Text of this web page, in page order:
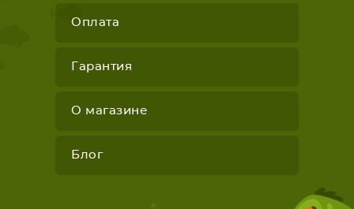
Оплата
Гарантия
О магазине
Блог